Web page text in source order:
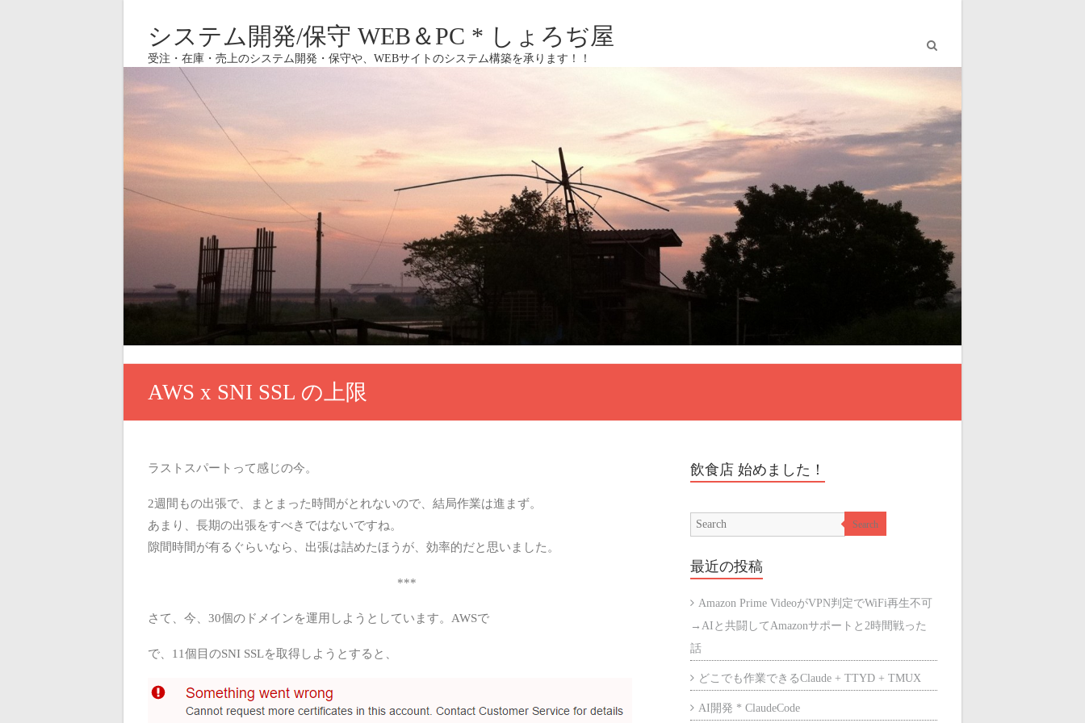
システム開発/保守 WEB＆PC * しょろぢ屋
受注・在庫・売上のシステム開発・保守や、WEBサイトのシステム構築を承ります！！
AWS x SNI SSL の上限
ラストスパートって感じの今。
2週間もの出張で、まとまった時間がとれないので、結局作業は進まず。
あまり、長期の出張をすべきではないですね。
隙間時間が有るぐらいなら、出張は詰めたほうが、効率的だと思いました。
***
さて、今、30個のドメインを運用しようとしています。AWSで
で、11個目のSNI SSLを取得しようとすると、
飲食店 始めました！
Search
最近の投稿
Amazon Prime VideoがVPN判定でWiFi再生不可
→AIと共闘してAmazonサポートと2時間戦った
話
どこでも作業できるClaude + TTYD + TMUX
AI開発 * ClaudeCode